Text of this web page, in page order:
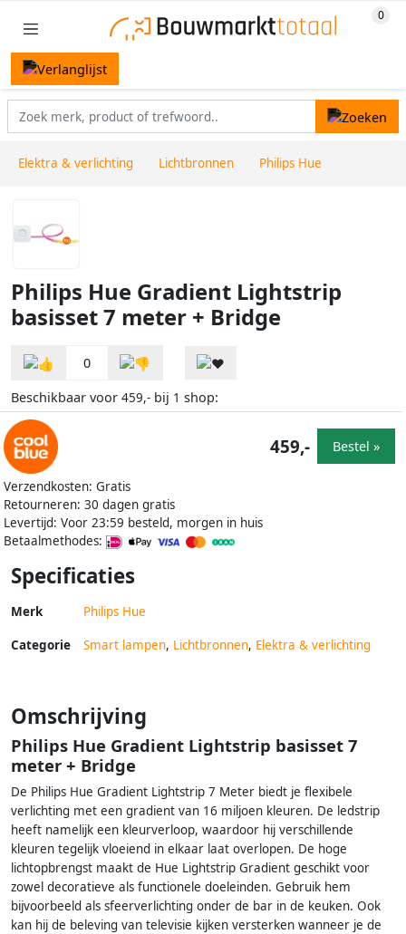
Elektra & verlichting Lichtbronnen Philips Hue
Philips Hue Gradient Lightstrip
basisset 7 meter + Bridge
0
Beschikbaar voor 459,- bij 1 shop:
Verzendkosten: Gratis
Retourneren: 30 dagen gratis
Levertijd: Voor 23:59 besteld, morgen in huis
Betaalmethodes:
459,- Bestel »
Specificaties
Merk Philips Hue
Categorie Smart lampen, Lichtbronnen, Elektra & verlichting
Omschrijving
Philips Hue Gradient Lightstrip basisset 7
meter + Bridge
De Philips Hue Gradient Lightstrip 7 Meter biedt je flexibele
verlichting met een gradient van 16 miljoen kleuren. De ledstrip
heeft namelijk een kleurverloop, waardoor hij verschillende
kleuren tegelijk vloeiend in elkaar laat overlopen. De hoge
lichtopbrengst maakt de Hue Lightstrip Gradient geschikt voor
zowel decoratieve als functionele doeleinden. Gebruik hem
bijvoorbeeld als sfeerverlichting onder de bar in de keuken. Ook
kan hij de beleving van televisie kijken versterken wanneer je de